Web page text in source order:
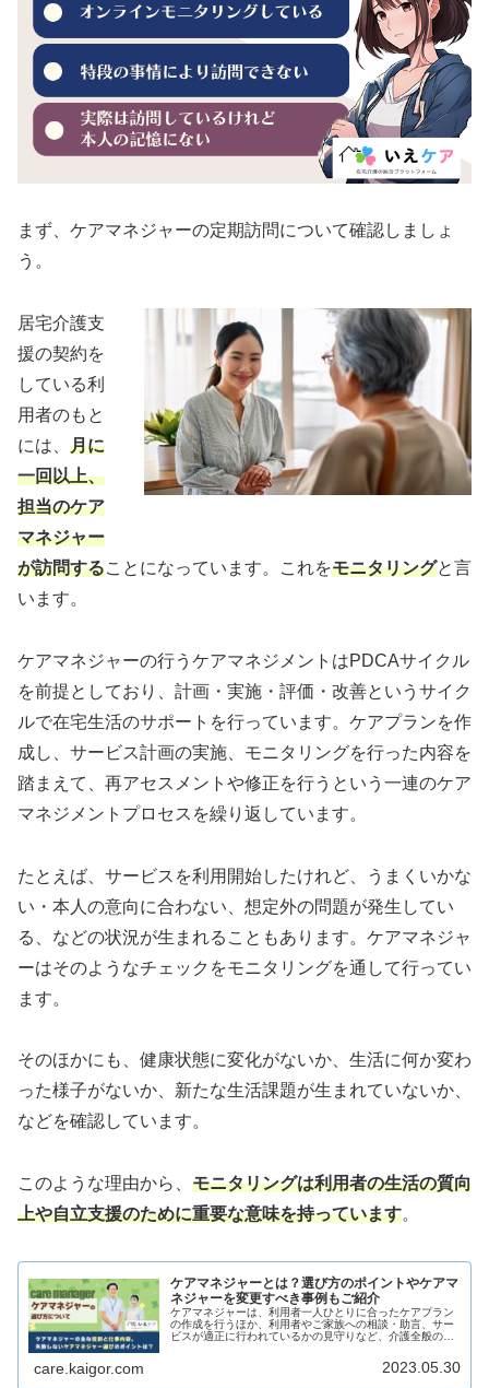
まず、ケアマネジャーの定期訪問について確認しましょ
う。
居宅介護支
援の契約を
している利
用者のもと
には、 月に
一回以上、
担当のケア
マネジャー
が訪問することになっています。これをモニタリングと言
います。
ケアマネジャーの行うケアマネジメントはPDCAサイクル
を前提としており、計画・実施・評価・改善というサイク
ルで在宅生活のサポートを行っています。ケアプランを作
成し、サービス計画の実施、モニタリングを行った内容を
踏まえて、再アセスメントや修正を行うという一連のケア
マネジメントプロセスを繰り返しています。
たとえば、サービスを利用開始したけれど、うまくいかな
い・本人の意向に合わない、想定外の問題が発生してい
る、などの状況が生まれることもあります。ケアマネジャ
ーはそのようなチェックをモニタリングを通して行ってい
ます。
そのほかにも、健康状態に変化がないか、生活に何か変わ
った様子がないか、新たな生活課題が生まれていないか、
などを確認しています。
このような理由から、 モニタリングは利用者の生活の質向
上や自立支援のために重要な意味を持っています。
ケアマネジャーとは？選び方のポイントやケアマ
ネジャーを変更すべき事例もご紹介
ケアマネジャーは、利用者一人ひとりに合ったケアプラン
の作成を行うほか、利用者やご家族への相談・助言、サー
ビスが適正に行われているかの見守りなど、介護全般の調
care.kaigor.com 2023.05.30